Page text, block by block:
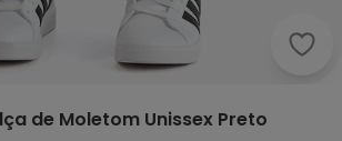
de Moletom Unissex Preto